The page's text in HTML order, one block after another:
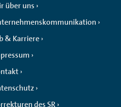
über uns
& Karriere
des SR